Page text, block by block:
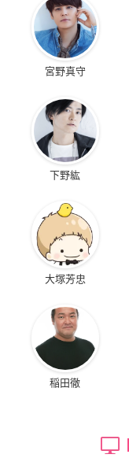
宮野真守
下野紘
大塚芳忠
稲田徹